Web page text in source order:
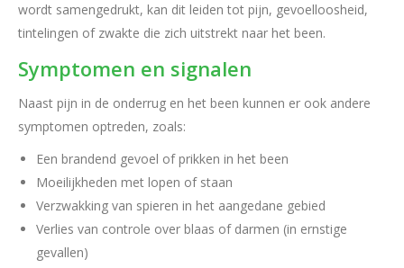
wordt samengedrukt, kan dit leiden tot pijn, gevoelloosheid,
tintelingen of zwakte die zich uitstrekt naar het been.
Symptomen en signalen
Naast pijn in de onderrug en het been kunnen er ook andere
symptomen optreden, zoals:
Een brandend gevoel of prikken in het been
Moeilijkheden met lopen of staan
Verzwakking van spieren in het aangedane gebied
Verlies van controle over blaas of darmen (in ernstige
gevallen)